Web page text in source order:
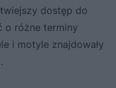
dostęp do
o różne terminy
i motyle znajdowały